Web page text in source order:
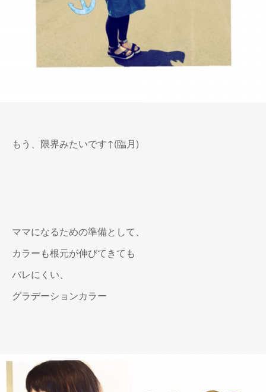
もう、限界みたいです↑(臨月)
ママになるための準備として、
カラーも根元が伸びてきても
バレにくい、
グラデーションカラー